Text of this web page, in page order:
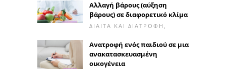
Αλλαγή βάρους (αύξηση
βάρους) σε διαφορετικό κλίμα
ΔΊΑΙΤΑ ΚΑΙ ΔΙΑΤΡΟΦΉ,
Ανατροφή ενός παιδιού σε μια
ανακατασκευασμένη
οικογένεια